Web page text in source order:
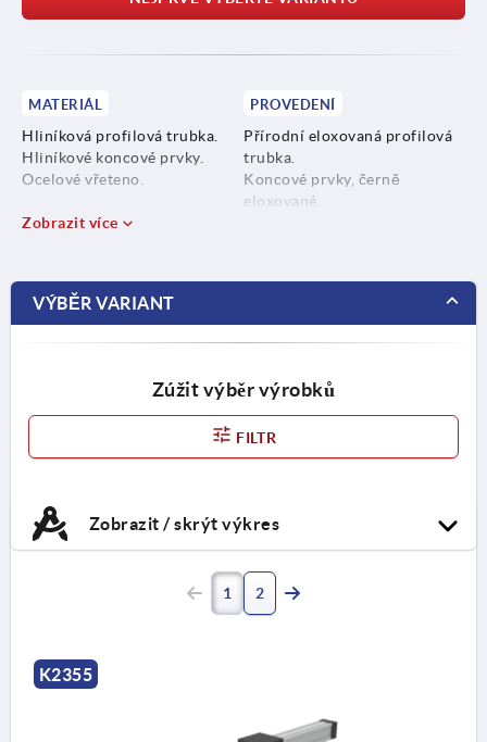
MATERIÁL
Hliníková profilová trubka.
Hliníkové koncové prvky.
Ocelové vřeteno.
PROVEDENÍ
Přírodní eloxovaná profilová
trubka.
Koncové prvky, černě
eloxované.
Zobrazit více
VÝBĚR VARIANT
Zúžit výběr výrobků
FILTR
Zobrazit / skrýt výkres
1 2
K2355